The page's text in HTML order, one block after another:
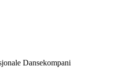
Dansekompani